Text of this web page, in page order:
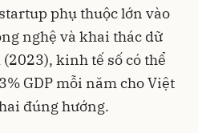
phụ thuộc lớn vào
nghệ và khai thác dữ
kinh tế số có thể
GDP mỗi năm cho Việt
đúng hướng.